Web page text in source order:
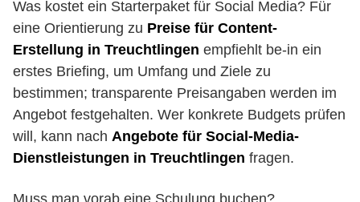
Was kostet ein Starterpaket für Social Media? Für
eine Orientierung zu Preise für Content-
Erstellung in Treuchtlingen empfiehlt be-in ein
erstes Briefing, um Umfang und Ziele zu
bestimmen; transparente Preisangaben werden im
Angebot festgehalten. Wer konkrete Budgets prüfen
will, kann nach Angebote für Social-Media-
Dienstleistungen in Treuchtlingen fragen.
Muss man vorab eine Schulung buchen?